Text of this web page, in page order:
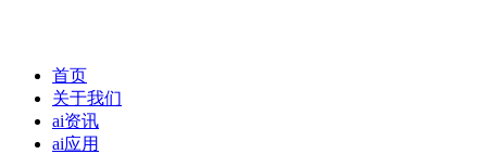
首页
关于我们
ai资讯
ai应用